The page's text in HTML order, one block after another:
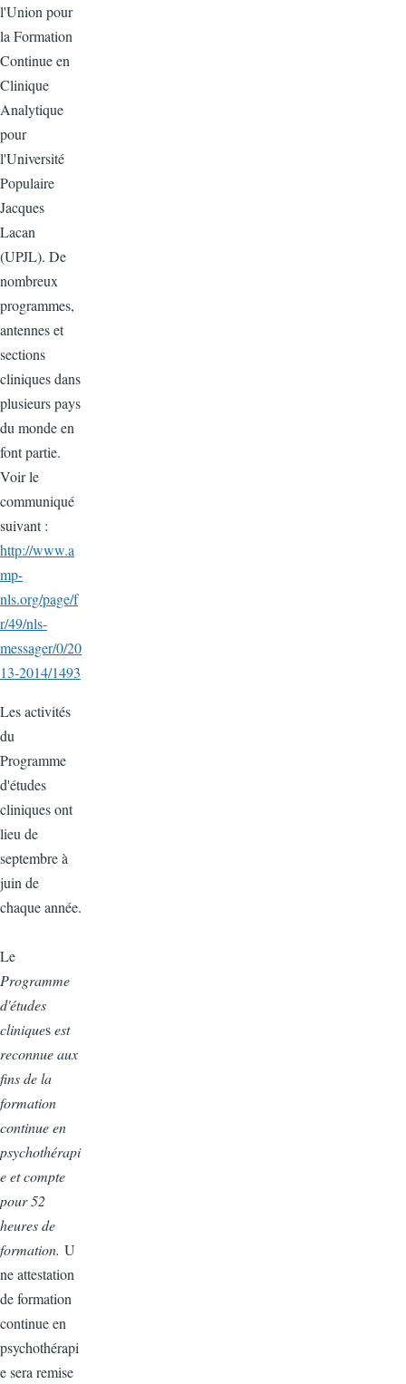
l'Union pour
la Formation
Continue en
Clinique
Analytique
pour
l'Université
Populaire
Jacques
Lacan
(UPJL). De
nombreux
programmes,
antennes et
sections
cliniques dans
plusieurs pays
du monde en
font partie.
Voir le
communiqué
suivant :
http://www.a
mp-
nls.org/page/f
r/49/nls-
messager/0/20
13-2014/1493
Les activités
du
Programme
d'études
cliniques ont
lieu de
septembre à
juin de
chaque année.
Le
Programme
d'études
cliniquesest
reconnue aux
fins de la
formation
continue en
psychothérapi
e et compte
pour 52
heures de
formation. U
ne attestation
de formation
continue en
psychothérapi
e sera remise